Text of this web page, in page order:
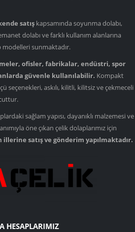
satış kapsamında soyunma dolabı,
dolabı ve farklı kullanım alanlarına
sunmaktadır.
ofisler, fabrikalar, endüstri, spor
güvenle kullanılabilir. Kompakt
seçenekleri, askılı, kilitli, kilitsiz ve çekmeceli
sağlam yapısı, dayanıklı malzemesi ve
öne çıkan çelik dolaplarımız için
satış ve gönderim yapılmaktadır.
HESAPLARIMIZ